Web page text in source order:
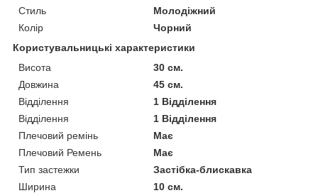
Стиль
Молодіжний
Колір
Чорний
Користувальницькі характеристики
Висота
30 см.
Довжина
45 см.
Відділення
1 Відділення
Відділення
1 Відділення
Плечовий ремінь
Має
Плечовий Ремень
Має
Тип застежки
Застібка-блискавка
Ширина
10 см.